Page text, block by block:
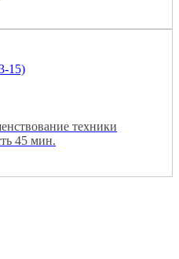
15)
техники
45 мин.